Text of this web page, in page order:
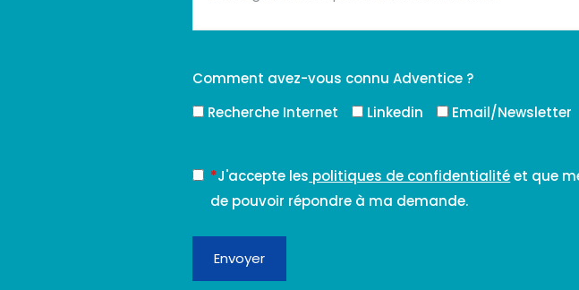
Comment avez-vous connu Adventice ?
Recherche Internet
Linkedin Email/Newsletter
*J'accepte les politiques de confidentialitéet que
de pouvoir répondre à ma demande.
Envoyer